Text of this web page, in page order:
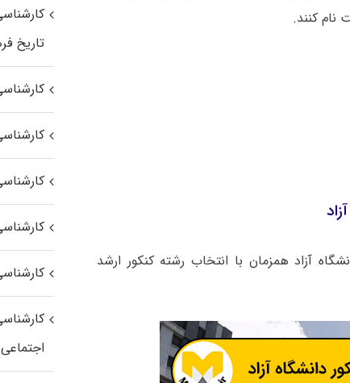
کنند.
آزاد همزمان با انتخاب رشته کنکور ارشد
تاریخ
اجتماعی